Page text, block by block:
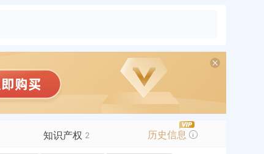
知识产权 2 历史信息